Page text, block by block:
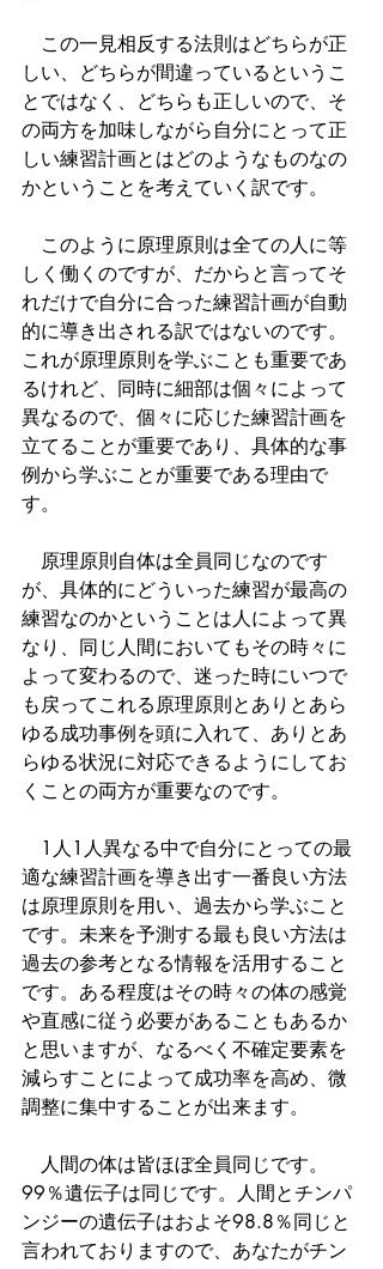
この一見相反する法則はどちらが正
しい、どちらが間違っているというこ
とではなく、どちらも正しいので、そ
の両方を加味しながら自分にとって正
しい練習計画とはどのようなものなの
かということを考えていく訳です。
このように原理原則は全ての人に等
しく働くのですが、だからと言ってそ
れだけで自分に合った練習計画が自動
的に導き出される訳ではないのです。
これが原理原則を学ぶことも重要であ
るけれど、同時に細部は個々によって
異なるので、個々に応じた練習計画を
立てることが重要であり、具体的な事
例から学ぶことが重要である理由で
す。
原理原則自体は全員同じなのです
が、具体的にどういった練習が最高の
練習なのかということは人によって異
なり、同じ人間においてもその時々に
よって変わるので、迷った時にいつで
も戻ってこれる原理原則とありとあら
ゆる成功事例を頭に入れて、ありとあ
らゆる状況に対応できるようにしてお
くことの両方が重要なのです。
1人1人異なる中で自分にとっての最
適な練習計画を導き出す一番良い方法
は原理原則を用い、過去から学ぶこと
です。未来を予測する最も良い方法は
過去の参考となる情報を活用すること
です。ある程度はその時々の体の感覚
や直感に従う必要があることもあるか
と思いますが、なるべく不確定要素を
減らすことによって成功率を高め、微
調整に集中することが出来ます。
人間の体は皆ほぼ全員同じです。
99％遺伝子は同じです。人間とチンパ
ンジーの遺伝子はおよそ98.8％同じと
言われておりますので、あなたがチン